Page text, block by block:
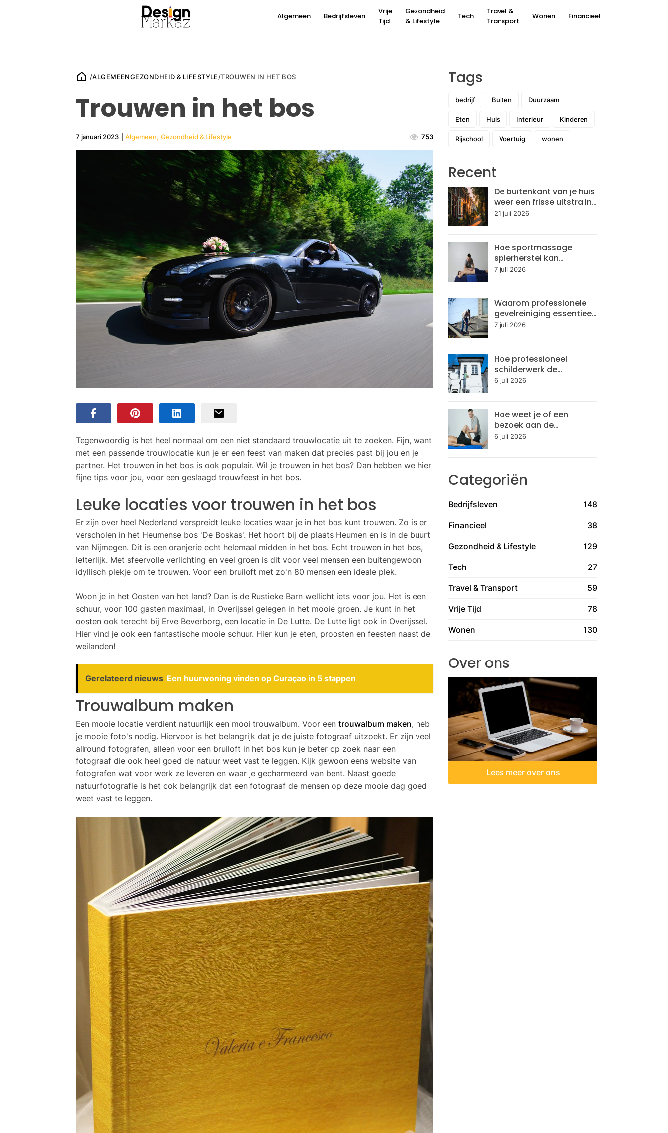
Algemeen Bedrijfsleven
Vrije
Tijd
Gezondheid
& Lifestyle
Tech
Travel &
Transport
Wonen Financieel
/ALGEMEENGEZONDHEID & LIFESTYLE/TROUWEN IN HET BOS
Trouwen in het bos
7 januari 2023 Algemeen,Gezondheid & Lifestyle 753
Tegenwoordig is het heel normaal om een niet standaard trouwlocatie uit te zoeken. Fijn, want
met een passende trouwlocatie kun je er een feest van maken dat precies past bij jou en je
partner. Het trouwen in het bos is ook populair. Wil je trouwen in het bos? Dan hebben we hier
fijne tips voor jou, voor een geslaagd trouwfeest in het bos.
Leuke locaties voor trouwen in het bos
Er zijn over heel Nederland verspreidt leuke locaties waar je in het bos kunt trouwen. Zo is er
verscholen in het Heumense bos 'De Boskas'. Het hoort bij de plaats Heumen en is in de buurt
van Nijmegen. Dit is een oranjerie echt helemaal midden in het bos. Echt trouwen in het bos,
letterlijk. Met sfeervolle verlichting en veel groen is dit voor veel mensen een buitengewoon
idyllisch plekje om te trouwen. Voor een bruiloft met zo'n 80 mensen een ideale plek.
Woon je in het Oosten van het land? Dan is de Rustieke Barn wellicht iets voor jou. Het is een
schuur, voor 100 gasten maximaal, in Overijssel gelegen in het mooie groen. Je kunt in het
oosten ook terecht bij Erve Beverborg, een locatie in De Lutte. De Lutte ligt ook in Overijssel.
Hier vind je ook een fantastische mooie schuur. Hier kun je eten, proosten en feesten naast de
weilanden!
Gerelateerd nieuws Een huurwoning vinden op Curaçao in 5 stappen
Trouwalbum maken
Een mooie locatie verdient natuurlijk een mooi trouwalbum. Voor een trouwalbum maken, heb
je mooie foto's nodig. Hiervoor is het belangrijk dat je de juiste fotograaf uitzoekt. Er zijn veel
allround fotografen, alleen voor een bruiloft in het bos kun je beter op zoek naar een
fotograaf die ook heel goed de natuur weet vast te leggen. Kijk gewoon eens website van
fotografen wat voor werk ze leveren en waar je gecharmeerd van bent. Naast goede
natuurfotografie is het ook belangrijk dat een fotograaf de mensen op deze mooie dag goed
weet vast te leggen.
Tags
bedrijf Buiten Duurzaam
Eten Huis Interieur Kinderen
Rijschool Voertuig wonen
Recent
De buitenkant van je huis
weer een frisse uitstraling
geven: hoe pak je dit
21 juli 2026
Hoe sportmassage
spierherstel kan
versnellen
7 juli 2026
Waarom professionele
gevelreiniging essentieel
is voor
7 juli 2026
Hoe professioneel
schilderwerk de
levensduur van je woning
6 juli 2026
Hoe weet je of een
bezoek aan de
chiropractor nodig is
6 juli 2026
Categoriën
Bedrijfsleven 148
Financieel 38
Gezondheid & Lifestyle 129
Tech 27
Travel & Transport 59
Vrije Tijd 78
Wonen 130
Over ons
Lees meer over ons